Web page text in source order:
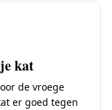
kat
de vroege
er goed tegen